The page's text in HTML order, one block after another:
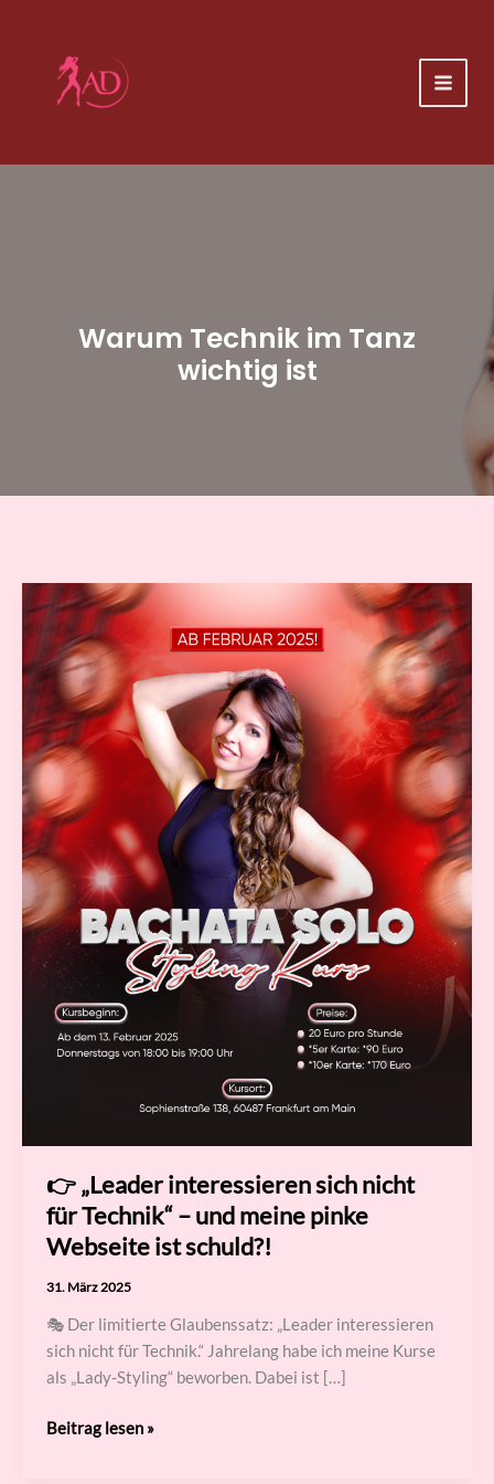
springen
Warum Technik im Tanz
wichtig ist
👉 „Leader interessieren sich nicht
für Technik“ – und meine pinke
Webseite ist schuld?!
31. März 2025
🎭 Der limitierte Glaubenssatz: „Leader interessieren
sich nicht für Technik.“ Jahrelang habe ich meine Kurse
als „Lady-Styling“ beworben. Dabei ist […]
👉
Beitrag lesen »